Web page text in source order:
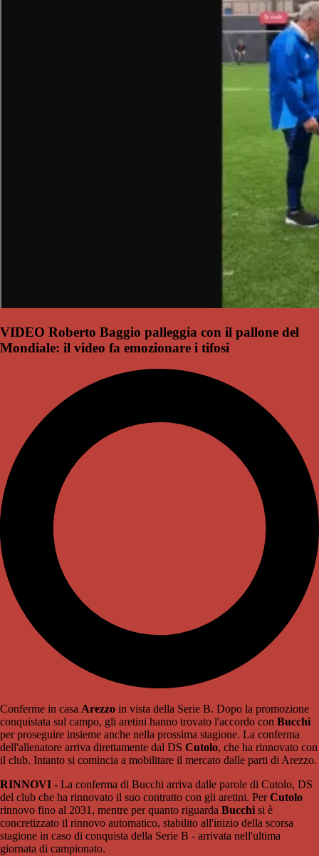
VIDEO Roberto Baggio palleggia con il pallone del
Mondiale: il video fa emozionare i tifosi
Conferme in casa Arezzo in vista della Serie B. Dopo la promozione
conquistata sul campo, gli aretini hanno trovato l'accordo con Bucchi
per proseguire insieme anche nella prossima stagione. La conferma
dell'allenatore arriva direttamente dal DS Cutolo, che ha rinnovato con
il club. Intanto si comincia a mobilitare il mercato dalle parti di Arezzo.
RINNOVI - La conferma di Bucchi arriva dalle parole di Cutolo, DS
del club che ha rinnovato il suo contratto con gli aretini. PerCutolo
rinnovo fino al 2031, mentre per quanto riguarda Bucchi si è
concretizzato il rinnovo automatico, stabilito all'inizio della scorsa
stagione in caso di conquista della Serie B - arrivata nell'ultima
giornata di campionato.